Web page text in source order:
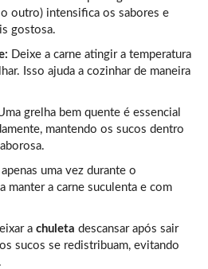
outro) intensifica os sabores e
gostosa.
Deixe a carne atingir a temperatura
Isso ajuda a cozinhar de maneira
grelha bem quente é essencial
mantendo os sucos dentro
uma vez durante o
manter a carne suculenta e com
a chuleta descansar após sair
sucos se redistribuam, evitando